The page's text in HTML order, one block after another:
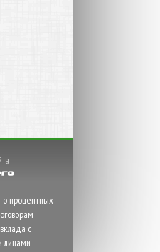
процентных
с
лицами